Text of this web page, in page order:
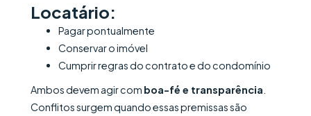
Locatário:
Pagar pontualmente
Conservar o imóvel
Cumprir regras do contrato e do condomínio
Ambos devem agir com boa-fé e transparência
Conflitos surgem quando essas premissas são